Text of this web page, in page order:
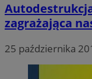
zagrażająca
25 października